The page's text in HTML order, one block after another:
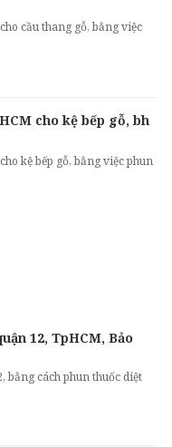
cầu thang gỗ, bằng việc
cho kệ bếp gỗ, bh
kệ bếp gỗ, bằng việc phun
12, TpHCM, Bảo
bằng cách phun thuốc diệt